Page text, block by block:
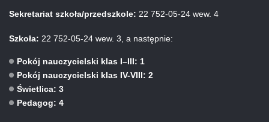
Sekretariat szkoła/przedszkole: 22 752-05-24 wew. 4
Szkoła: 22 752-05-24 wew. 3, a następnie:
Pokój nauczycielski klas I–III: 1
Pokój nauczycielski klas IV-VIII: 2
Świetlica: 3
Pedagog: 4